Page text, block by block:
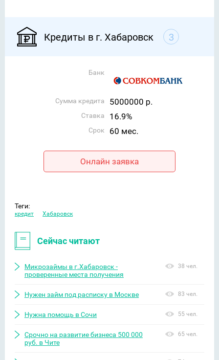
Кредиты в г. Хабаровск 3
Банк
Сумма кредита 5000000 р.
Ставка 16.9%
Срок 60 мес.
Онлайн заявка
Теги:
кредит Хабаровск
Сейчас читают
Микрозаймы в г.Хабаровск -
проверенные места получения
38 чел.
Нужен займ под расписку в Москве 83 чел.
Нужна помощь в Сочи 55 чел.
Срочно на развитие бизнеса 500 000
руб. в Чите
65 чел.